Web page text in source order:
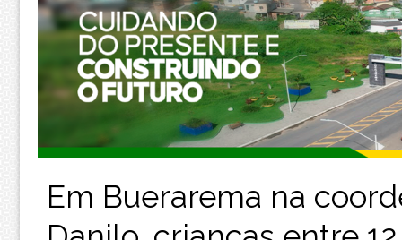
Em Buerarema na